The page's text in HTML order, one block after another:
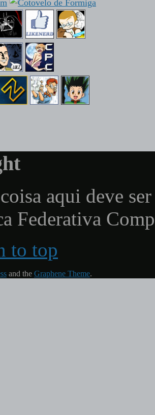
aqui deve
Federativa
to top
and the Graphene Theme.